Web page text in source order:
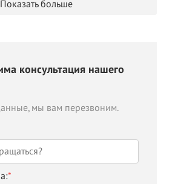
Показать больше
консультация нашего
мы вам перезвоним.
*